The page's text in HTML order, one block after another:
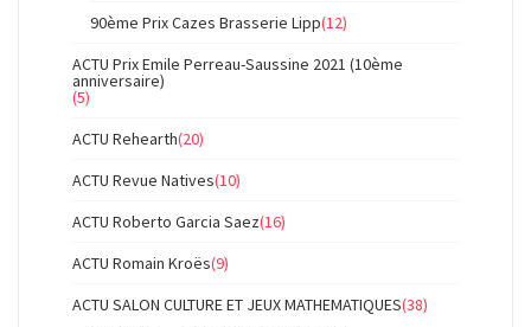
90ème Prix Cazes Brasserie Lipp(12)
ACTU Prix Emile Perreau-Saussine 2021 (10ème
anniversaire)
(5)
ACTU Rehearth(20)
ACTU Revue Natives(10)
ACTU Roberto Garcia Saez(16)
ACTU Romain Kroës(9)
ACTU SALON CULTURE ET JEUX MATHEMATIQUES(38)